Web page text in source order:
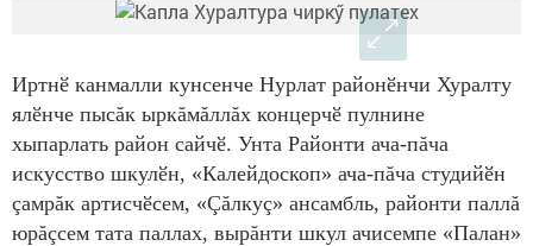
Иртнӗ канмалли кунсенче Нурлат районӗнчи Хуралту
ялӗнче пысăк ыркăмăллăх концерчӗ пулнине
хыпарлать район сайчӗ. Унта Районти ача-пăча
искусство шкулӗн, «Калейдоскоп» ача-пăча студийӗн
çамрăк артисчӗсем, «Çăлкуç» ансамбль, районти паллă
юрăçсем тата паллах, вырăнти шкул ачисемпе «Палан»